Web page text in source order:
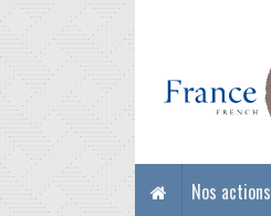
Nos actions